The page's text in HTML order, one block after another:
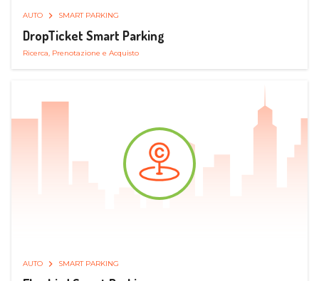
AUTO SMART PARKING
DropTicket Smart Parking
Ricerca, Prenotazione e Acquisto
AUTO SMART PARKING